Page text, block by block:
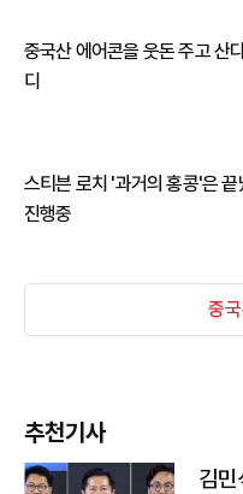
중국산 에어콘을 웃돈 주고 산
디
스티븐 로치 '과거의 홍콩'은
진행중
중
추천기사
김